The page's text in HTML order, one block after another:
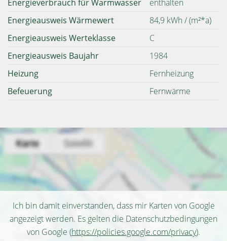
Energieverbrauch für Warmwasser
enthalten
Energieausweis Wärmewert
84,9 kWh / (m²*a)
Energieausweis Werteklasse
C
Energieausweis Baujahr
1984
Heizung
Fernheizung
Befeuerung
Fernwärme
Ich bin damit einverstanden, dass mir Karten von Google
angezeigt werden. Es gelten die Datenschutzbedingungen
von Google (https://policies.google.com/privacy).